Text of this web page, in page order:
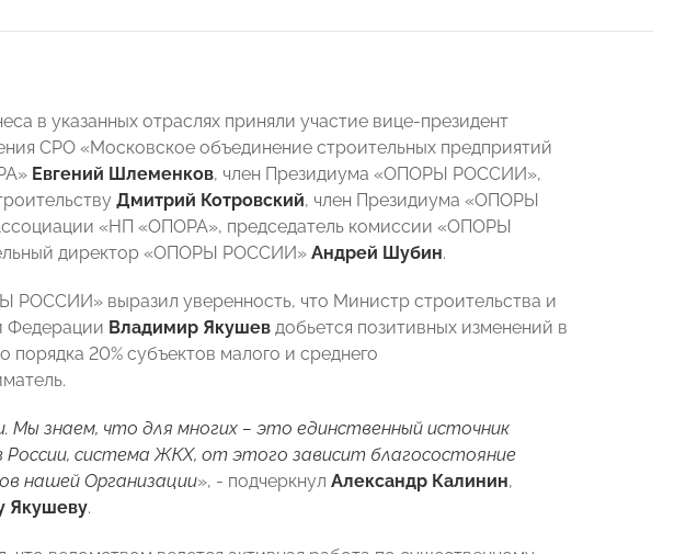
в указанных отраслях приняли участие вице-президент
СРО «Московское объединение строительных предприятий
Евгений Шлеменков, член Президиума «ОПОРЫ РОССИИ»,
Дмитрий Котровский, член Президиума «ОПОРЫ
«НП «ОПОРА», председатель комиссии «ОПОРЫ
директор «ОПОРЫ РОССИИ» Андрей Шубин.
РОССИИ» выразил уверенность, что Министр строительства и
Федерации Владимир Якушев добьется позитивных изменений в
20% субъектов малого и среднего
Мы знаем, что для многих – это единственный источник
система ЖКХ, от этого зависит благосостояние
нашей Организации», - подчеркнул Александр Калинин,
Якушеву.